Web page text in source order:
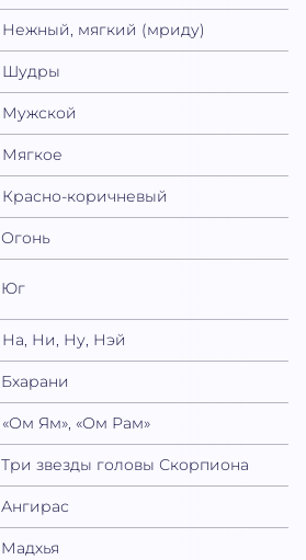
Нежный, мягкий (мриду)
Шудры
Мужской
Мягкое
Красно-коричневый
Огонь
Юг
На, Ни, Ну, Нэй
Бхарани
«Ом Ям», «Ом Рам»
Три звезды головы Скорпиона
Ангирас
Мадхья